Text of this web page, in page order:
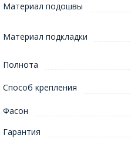
Материал подошвы
Материал подкладки
Полнота
Способ крепления
Фасон
Гарантия